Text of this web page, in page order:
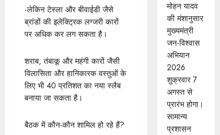
-लेकिन टेस्ला और बीवाईडी जैसे
ब्रांडों की इलेक्ट्रिक लग्जरी कारों
पर अधिक कर लग सकता है।
शराब, तंबाकू और महंगी कारों जैसी
विलासिता और हानिकारक वस्तुओं के
लिए भी 40 प्रतिशत का नया स्लैब
बनाया जा सकता है।
बैठक में कौन-कौन शामिल हो रहे हैं?
मोहन यादव
की मंशानुसार
मुख्यमंत्री
जन-विश्वास
अभियान
2026
शुक्रवार 7
अगस्त से
प्रारंभ होगा।
सामान्य
प्रशासन